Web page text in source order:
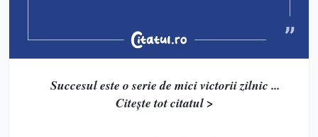
Succesul este o serie de mici victorii zilnic ...
Citește tot citatul >